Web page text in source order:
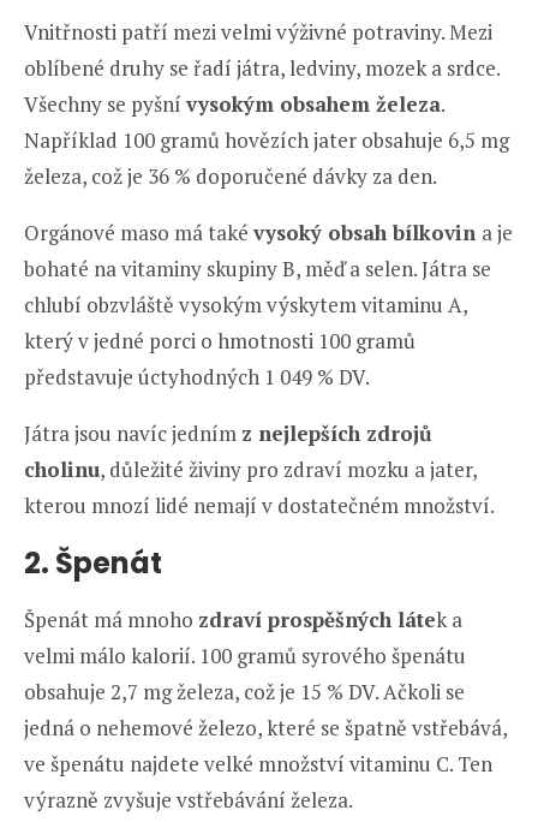
Vnitřnosti patří mezi velmi výživné potraviny. Mezi
oblíbené druhy se řadí játra, ledviny, mozek a srdce.
Všechny se pyšní vysokým obsahem železa.
Například 100 gramů hovězích jater obsahuje 6,5 mg
železa, což je 36 % doporučené dávky za den.
Orgánové maso má také vysoký obsah bílkovin a je
bohaté na vitaminy skupiny B, měď a selen. Játra se
chlubí obzvláště vysokým výskytem vitaminu A,
který v jedné porci o hmotnosti 100 gramů
představuje úctyhodných 1 049 % DV.
Játra jsou navíc jedním z nejlepších zdrojů
cholinu, důležité živiny pro zdraví mozku a jater,
kterou mnozí lidé nemají v dostatečném množství.
2. Špenát
Špenát má mnoho zdraví prospěšných látek a
velmi málo kalorií. 100 gramů syrového špenátu
obsahuje 2,7 mg železa, což je 15 % DV. Ačkoli se
jedná o nehemové železo, které se špatně vstřebává,
ve špenátu najdete velké množství vitaminu C. Ten
výrazně zvyšuje vstřebávání železa.